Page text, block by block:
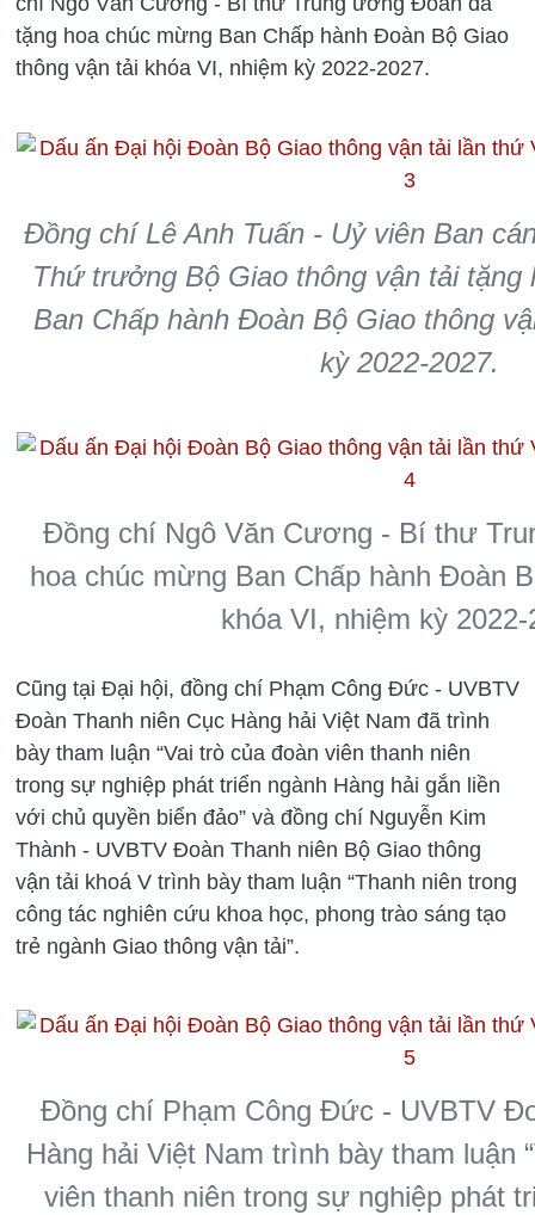
tặng hoa chúc mừng Ban Chấp hành Đoàn Bộ Giao
thông vận tải khóa VI, nhiệm kỳ 2022-2027.
Đồng chí Lê Anh Tuấn - Uỷ viên Ban
Thứ trưởng Bộ Giao thông vận tải tặng
Ban Chấp hành Đoàn Bộ Giao thông
kỳ 2022-2027.
Đồng chí Ngô Văn Cương - Bí thư
hoa chúc mừng Ban Chấp hành Đoàn
khóa VI, nhiệm kỳ 2022-
Cũng tại Đại hội, đồng chí Phạm Công Đức - UVBTV
Đoàn Thanh niên Cục Hàng hải Việt Nam đã trình
bày tham luận “Vai trò của đoàn viên thanh niên
trong sự nghiệp phát triển ngành Hàng hải gắn liền
với chủ quyền biển đảo” và đồng chí Nguyễn Kim
Thành - UVBTV Đoàn Thanh niên Bộ Giao thông
vận tải khoá V trình bày tham luận “Thanh niên trong
công tác nghiên cứu khoa học, phong trào sáng tạo
trẻ ngành Giao thông vận tải”.
Đồng chí Phạm Công Đức - UVBTV
Hàng hải Việt Nam trình bày tham luận
viên thanh niên trong sự nghiệp phát